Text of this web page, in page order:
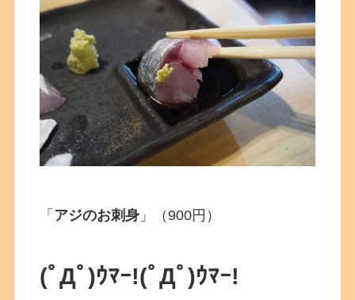
「 アジのお刺身 」（900円）
(ﾟДﾟ)ｳﾏｰ!(ﾟДﾟ)ｳﾏｰ!